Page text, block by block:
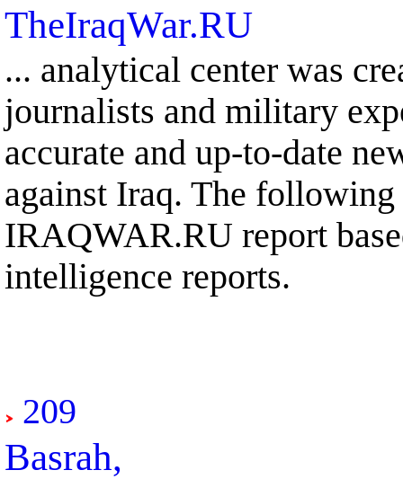
TheIraqWar.RU
... analytical center was
journalists and military
accurate and up-to-date
against Iraq. The
IRAQWAR.RU report
intelligence reports.
209
Basrah,